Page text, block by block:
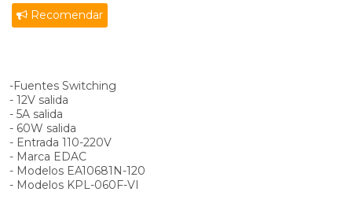
Recomendar
-Fuentes Switching
- 12V salida
- 5A salida
- 60W salida
- Entrada 110-220V
- Marca EDAC
- Modelos EA10681N-120
- Modelos KPL-060F-VI